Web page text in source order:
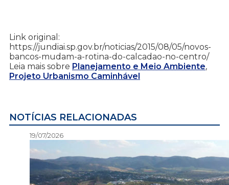
Link original:
https://jundiai.sp.gov.br/noticias/2015/08/05/novos-
bancos-mudam-a-rotina-do-calcadao-no-centro/
Leia mais sobre Planejamento e Meio Ambiente,
Projeto Urbanismo Caminhável
NOTÍCIAS RELACIONADAS
19/07/2026